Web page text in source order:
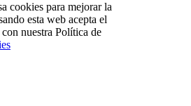
cookies para mejorar la
esta web acepta el
nuestra Política de